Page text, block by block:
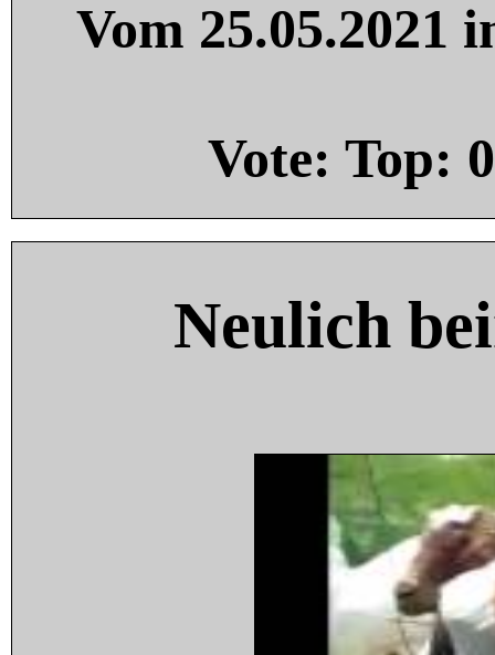
Vom 25.05.2021
Vote: Top: 0
Neulich